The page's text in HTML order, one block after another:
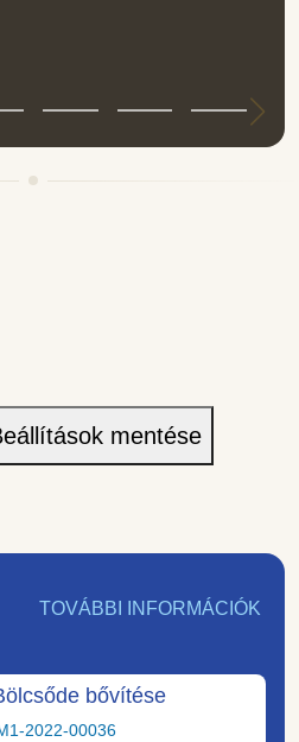
mentése
TOVÁBBI INFORMÁCIÓK
bővítése
2022-00036